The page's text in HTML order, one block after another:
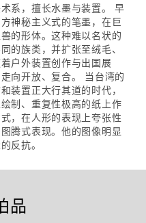
系，擅长水墨与装置。 早
神秘主义式的笔墨，在巨
的形体。这种难以名状的
的族类，并扩张至绒毛、
户外装置创作与出国展
向开放、复合。 当台湾的
装置正大行其道的时代，
制、重复性极高的纸上作
，在人形的表现上夸张性
腾式表现。他的图像明显
反抗。
品